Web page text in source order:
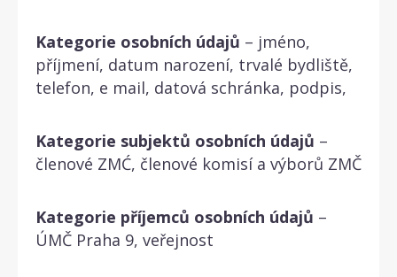
Kategorie osobních údajů – jméno,
příjmení, datum narození, trvalé bydliště,
telefon, e mail, datová schránka, podpis,
Kategorie subjektů osobních údajů –
členové ZMĆ, členové komisí a výborů ZMČ
Kategorie příjemců osobních údajů –
ÚMČ Praha 9, veřejnost